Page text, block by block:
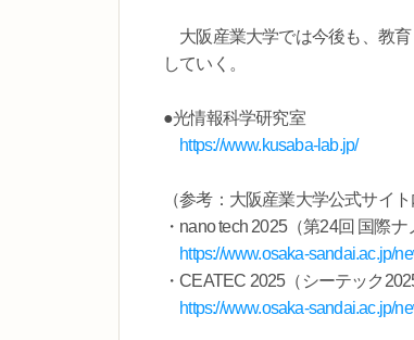
大阪産業大学では今後も、教
していく。
●光情報科学研究室
https://www.kusaba-lab.jp/
（参考：大阪産業大学公式サイト
・nano tech 2025（第24回 国際
https://www.osaka-sandai.ac.jp/
・CEATEC 2025（シーテック
https://www.osaka-sandai.ac.jp/